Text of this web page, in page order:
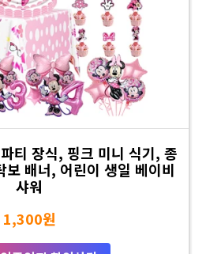
티 장식, 핑크 미니 식기, 종
보 배너, 어린이 생일 베이비
샤워
1,300원